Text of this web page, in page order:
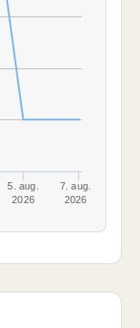
5. aug.
2026
7. aug.
2026